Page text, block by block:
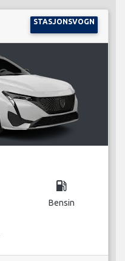
STASJONSVOGN
local_gas_station
Bensin